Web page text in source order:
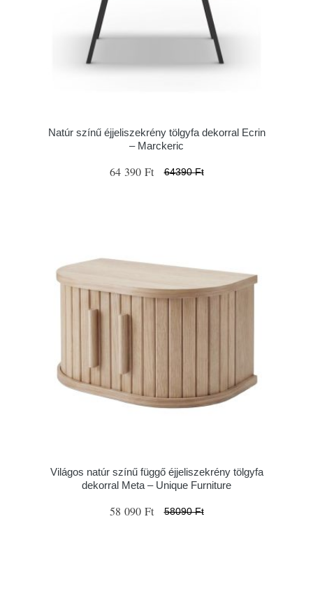
Natúr színű éjjeliszekrény tölgyfa dekorral Ecrin
– Marckeric
64 390 Ft 64390 Ft
Világos natúr színű függő éjjeliszekrény tölgyfa
dekorral Meta – Unique Furniture
58 090 Ft 58090 Ft